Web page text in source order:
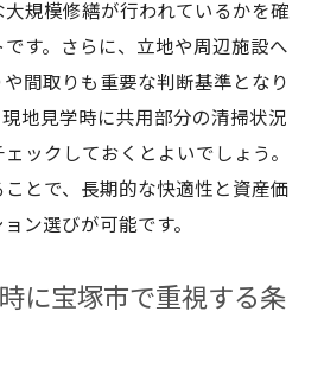
中古戸建ての違いを解説
ンションと戸建てのメリット
びで宝塚市に適した条件とは
規模修繕が行われているかを確
す。さらに、立地や周辺施設へ
間取りも重要な判断基準となり
地見学時に共用部分の清掃状況
ックしておくとよいでしょう。
とで、長期的な快適性と資産価
ン選びが可能です。
に宝塚市で重視する条